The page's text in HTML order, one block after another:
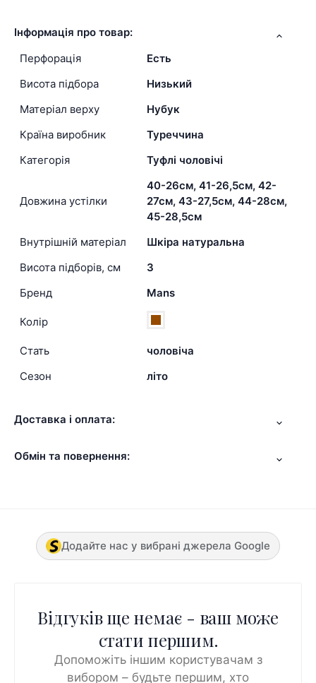
Інформація про товар:
Перфорація
Есть
Висота підбора
Низький
Матеріал верху
Нубук
Країна виробник
Туреччина
Категорія
Туфлі чоловічі
Довжина устілки
40-26см, 41-26,5см, 42-
27см, 43-27,5см, 44-28см,
45-28,5см
Внутрішній матеріал
Шкіра натуральна
Висота підборів, см
3
Бренд
Mans
Колір
Стать
чоловіча
Сезон
літо
Доставка і оплата:
Обмін та повернення:
Додайте нас у вибрані джерела Google
Відгуків ще немає - ваш може
стати першим.
Допоможіть іншим користувачам з
вибором – будьте першим, хто